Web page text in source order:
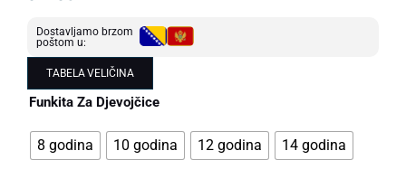
Dostavljamo brzom
poštom u:
TABELA VELIČINA
Funkita Za Djevojčice
8 godina 10 godina 12 godina 14 godina